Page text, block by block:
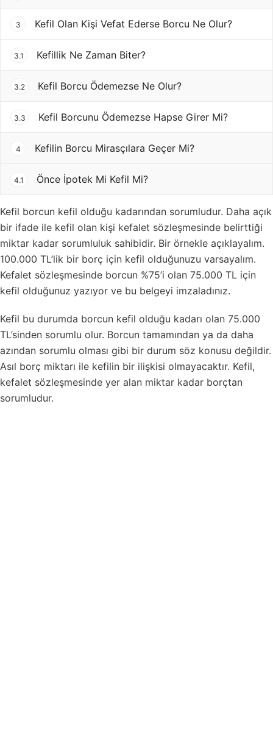
3 Kefil Olan Kişi Vefat Ederse Borcu Ne Olur?
3.1 Kefillik Ne Zaman Biter?
3.2 Kefil Borcu Ödemezse Ne Olur?
3.3 Kefil Borcunu Ödemezse Hapse Girer Mi?
4 Kefilin Borcu Mirasçılara Geçer Mi?
4.1 Önce İpotek Mi Kefil Mi?
Kefil borcun kefil olduğu kadarından sorumludur. Daha açık
bir ifade ile kefil olan kişi kefalet sözleşmesinde belirttiği
miktar kadar sorumluluk sahibidir. Bir örnekle açıklayalım.
100.000 TL’lik bir borç için kefil olduğunuzu varsayalım.
Kefalet sözleşmesinde borcun %75’i olan 75.000 TL için
kefil olduğunuz yazıyor ve bu belgeyi imzaladınız.
Kefil bu durumda borcun kefil olduğu kadarı olan 75.000
TL’sinden sorumlu olur. Borcun tamamından ya da daha
azından sorumlu olması gibi bir durum söz konusu değildir.
Asıl borç miktarı ile kefilin bir ilişkisi olmayacaktır. Kefil,
kefalet sözleşmesinde yer alan miktar kadar borçtan
sorumludur.